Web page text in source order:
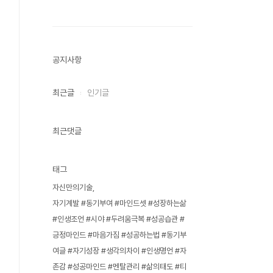
공지사항
최근글 인기글
최근댓글
태그
자신만의기술
자기계발 #동기부여 #마인드셋 #성장하는삶
#인생조언 #시야 #두려움극복 #성공습관 #
긍정마인드 #마음가짐 #성공하는법 #동기부
여글 #자기성장 #생각의차이 #인생명언 #자
존감 #성공마인드 #멘탈관리 #삶의태도 #티